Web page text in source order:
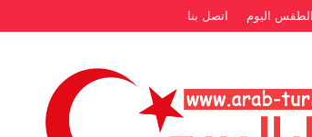
الطقس اليوم اتصل بنا